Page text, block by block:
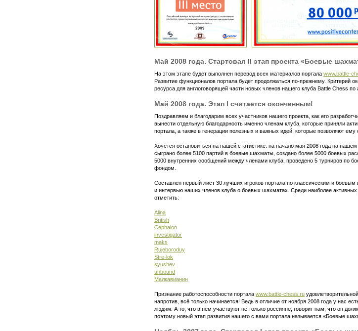
Май 2008 года. Стартовал II этап проекта «Боевые
На этом этапе будет выполнен перевод всех материалов портала www.battle-
Развитие функционалов портала будет продолжаться по-прежнему. Критерий
ресурса для англоговорящей части новых членов нашего клуба Battle Chess по
Май 2008 года. Этап I считается оконченным!
Поздравляем и благодарим всех участников нашего проекта, как его
вынести отдельную благодарность именно членам клуба, которые приняли
портала, а также в генерации полезных и важных идей, которые позволяют ему
Хочется остановиться на нашей статистике: на начало мая 2008 года на
сыграно более 5100 партий в боевые шахматы, создано более 5000 боевых
5000 внутренних сообщений между членами клуба, проведено 5 турниров по
фондом.
Составлен первый лист 30 лучших игроков портала по классическим и
и интервью наших членов клуба о боевых шахматах. Среди наиболее
отметить:
Alina
British
Cephalon
investigator
maks
Rujeboroduy
Stre-lok
syushev
unbound
Малкавианин
Признание работоспособности портала www.battle-chess.ru
напротив, всё только начинается! Ведь в отличие от ноября 2008 года у нас
людям. А то, что в нём участвуют не только россияне, говорит нам, что он
поэтому новый этап развития нашего с вами портала называется «Боевые